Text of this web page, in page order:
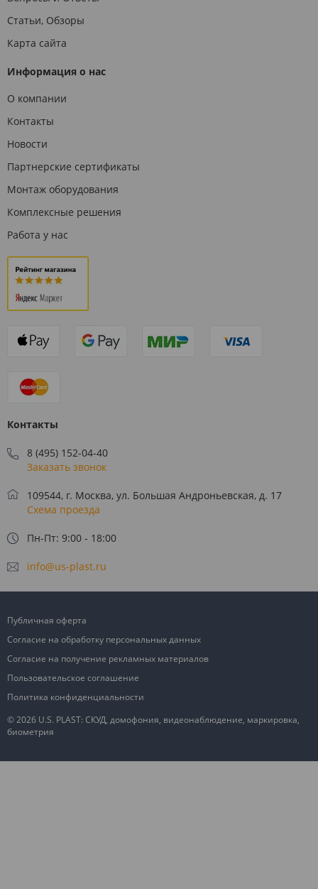
Статьи, Обзоры
Карта сайта
Информация о нас
О компании
Контакты
Новости
Партнерские сертификаты
Монтаж оборудования
Комплексные решения
Работа у нас
Контакты
8 (495) 152-04-40
Заказать звонок
109544, г. Москва, ул. Большая Андроньевская, д. 17
Схема проезда
Пн-Пт: 9:00 - 18:00
info@us-plast.ru
© 2026 U.S. PLAST: СКУД, домофония, видеонаблюдение, маркировка,
биометрия
Публичная оферта
Согласие на обработку персональных данных
Согласие на получение рекламных материалов
Пользовательское соглашение
Политика конфиденциальности